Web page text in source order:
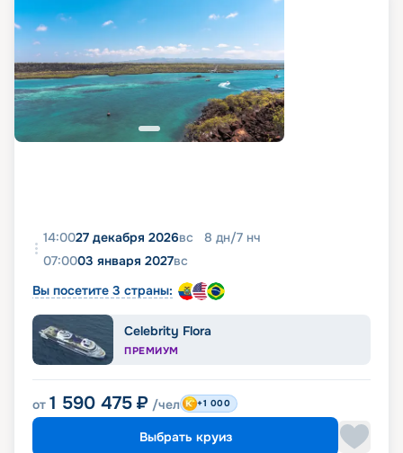
14:0027 декабря 2026вс 8 дн/7 нч
07:0003 января 2027вс
Вы посетите 3 страны:
Celebrity Flora
ПРЕМИУМ
от 1 590 475 ₽ /чел +1 000
Выбрать круиз